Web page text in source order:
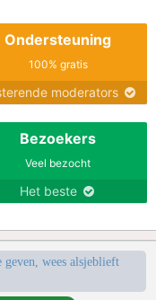
Ondersteuning
100% gratis
moderators
Bezoekers
Veel bezocht
Het beste
geven, wees alsjeblieft